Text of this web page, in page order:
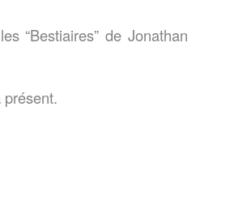
“Bestiaires” de Jonathan